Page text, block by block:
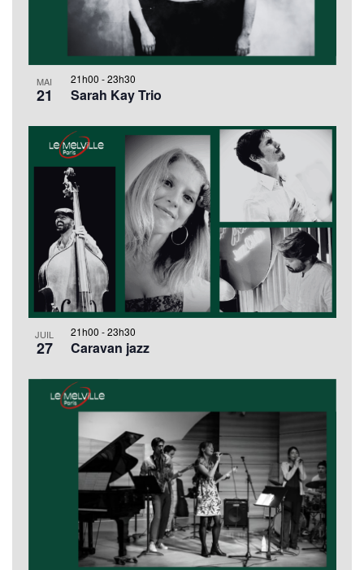
Photo
View
MAI
21 Sarah Kay Trio
21h00 -23h30
JUIL
27 Caravan jazz
21h00 -23h30